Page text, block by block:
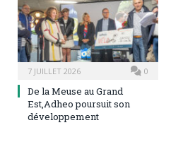
7 JUILLET 2026 0
De la Meuse au Grand
Est,Adheo poursuit son
développement